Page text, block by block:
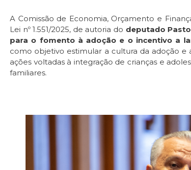
A Comissão de Economia, Orçamento e
Lei nº 1.551/2025, de autoria do deputado
para o fomento à adoção e o incentivo a
como objetivo estimular a cultura da adoção
ações voltadas à integração de crianças e
familiares.